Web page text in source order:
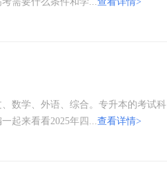
数学、外语、综合。专升本的考试科
起来看看2025年四...查看详情>